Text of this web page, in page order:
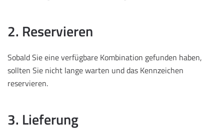
2. Reservieren
Sobald Sie eine verfügbare Kombination gefunden haben,
sollten Sie nicht lange warten und das Kennzeichen
reservieren.
3. Lieferung